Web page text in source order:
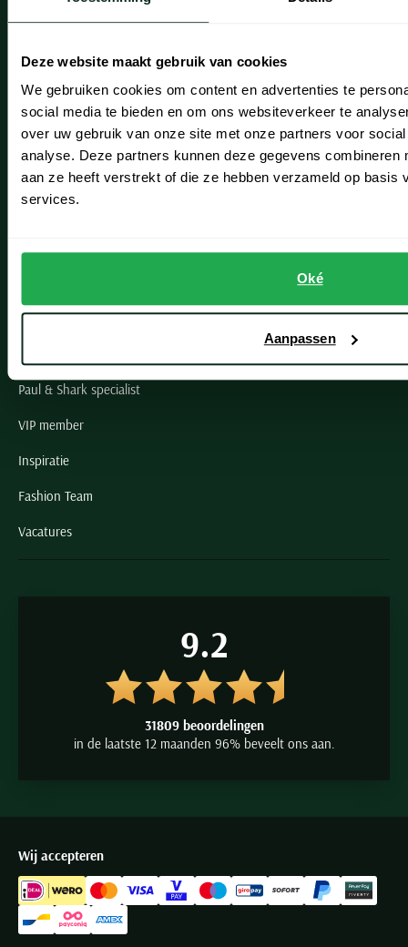
Deze website maakt gebruik van cookies
We gebruiken cookies om content en advertenties te
social media te bieden en om ons websiteverkeer te
over uw gebruik van onze site met onze partners voor
analyse. Deze partners kunnen deze gegevens combineren
aan ze heeft verstrekt of die ze hebben verzameld op basis
services.
Oké
Aanpassen
Hillegom
Leiderdorp
Lisse
Noordwijk
Schulte Herenmode
Paul & Shark specialist
VIP member
Inspiratie
Fashion Team
Vacatures
9.2
31809 beoordelingen
in de laatste 12 maanden 96% beveelt ons aan.
Wij accepteren